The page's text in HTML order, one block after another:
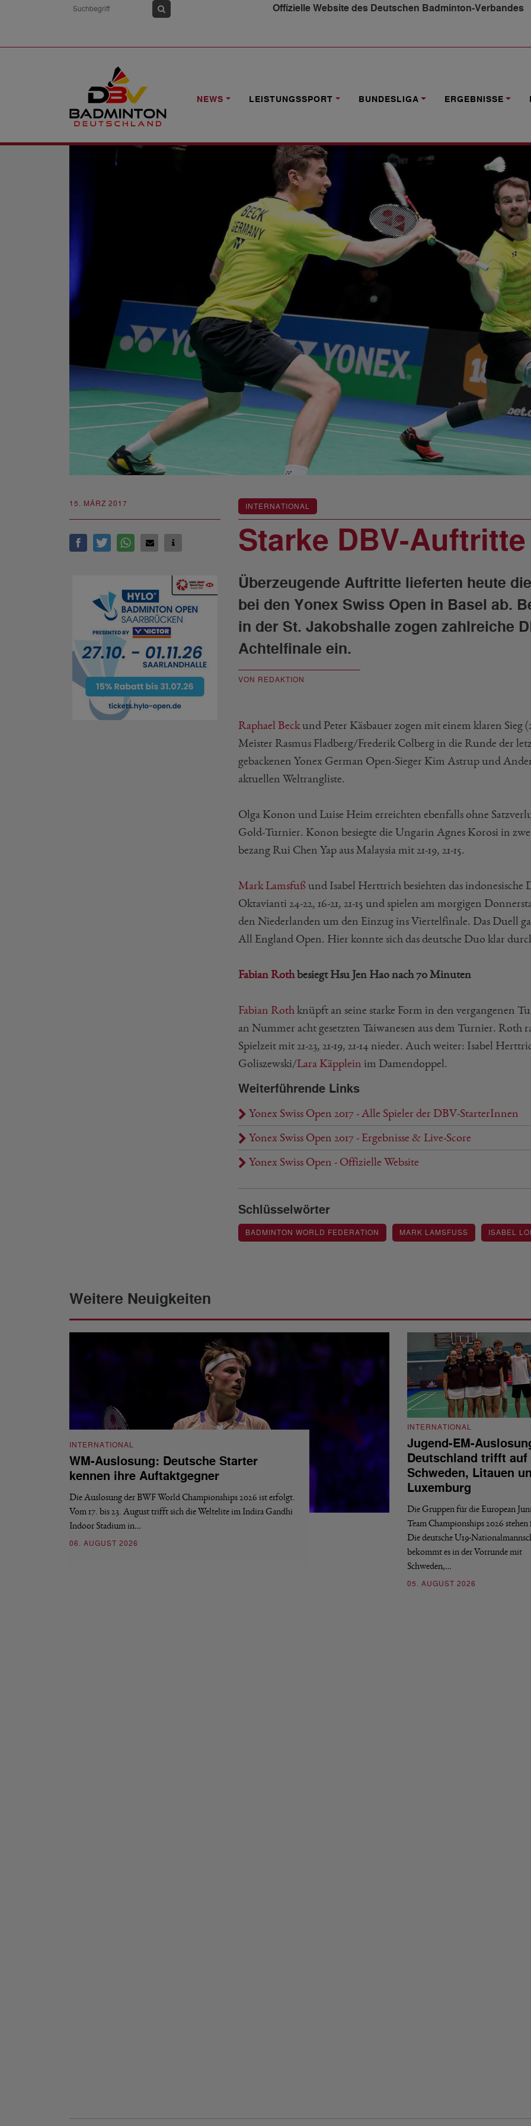
Offizielle Website des Deutschen Badminton-Verbandes
NEWS LEISTUNGSSPORT BUNDESLIGA ERGEBNISSE
NEWS
15. MÄRZ 2017 INTERNATIONAL
Starke DBV-
Überzeugende Auftritte lieferten heute
bei den Yonex Swiss Open in Basel ab.
in der St. Jakobshalle zogen zahlreiche
Achtelfinale ein.
VON REDAKTION
Raphael Beck und Peter Käsbauer zogen mit einem klaren Sieg
Meister Rasmus Fladberg/Frederik Colberg in die Runde der
gebackenen Yonex German Open-Sieger Kim Astrup und
aktuellen Weltrangliste.
Olga Konon und Luise Heim erreichten ebenfalls ohne
Gold-Turnier. Konon besiegte die Ungarin Agnes Korosi in
bezang Rui Chen Yap aus Malaysia mit 21-19, 21-15.
Mark Lamsfuß und Isabel Herttrich besiehten das
Oktavianti 24-22, 16-21, 21-15 und spielen am morgigen
den Niederlanden um den Einzug ins Viertelfinale. Das Duell
All England Open. Hier konnte sich das deutsche Duo klar
Fabian Rothbesiegt Hsu Jen Hao nach 70 Minuten
Fabian Roth knüpft an seine starke Form in den vergangenen
an Nummer acht gesetzten Taiwanesen aus dem Turnier. Roth
Spielzeit mit 21-23, 21-19, 21-14 nieder. Auch weiter: Isabel
Goliszewski/Lara Käpplein im Damendoppel.
Weiterführende Links
Yonex Swiss Open 2017 - Alle Spieler der DBV-StarterInnen
Yonex Swiss Open 2017 - Ergebnisse & Live-Score
Yonex Swiss Open - Offizielle Website
Schlüsselwörter
BADMINTON WORLD FEDERATION MARK LAMSFUSS ISABEL
Weitere Neuigkeiten
INTERNATIONAL
WM-Auslosung: Deutsche Starter
kennen ihre Auftaktgegner
Die Auslosung der BWF World Championships 2026 ist erfolgt.
Vom 17. bis 23. August trifft sich die Weltelite im Indira Gandhi
Indoor Stadium in…
06. AUGUST 2026
INTERNATIONAL
Jugend-EM-
Deutschland trifft auf
Schweden, Litauen
Luxemburg
Die Gruppen für die European
Team Championships 2026 stehen
Die deutsche U19-
bekommt es in der Vorrunde mit
Schweden,…
05. AUGUST 2026